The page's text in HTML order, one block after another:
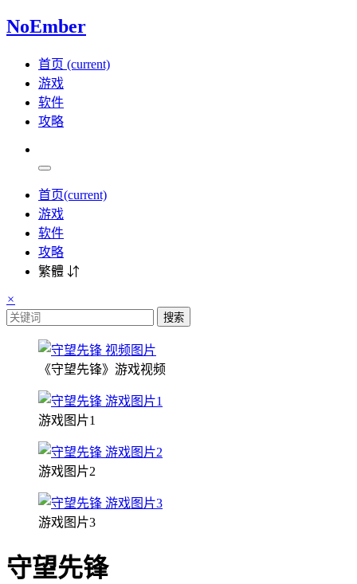
NoEmber
首页 (current)
游戏
软件
攻略
首页(current)
游戏
软件
攻略
繁體 ⇵
×
搜索
《守望先锋》游戏视频
游戏图片1
游戏图片2
游戏图片3
守望先锋